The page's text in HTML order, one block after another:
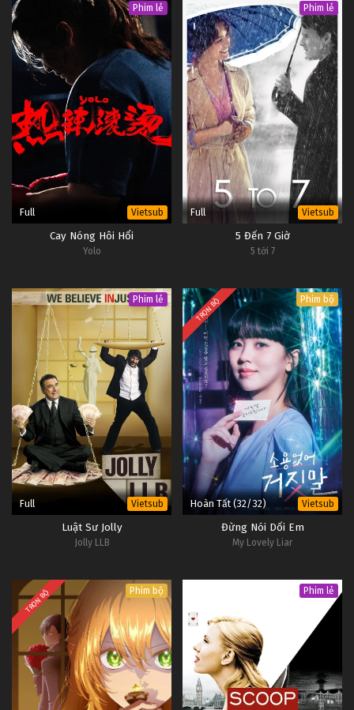
Phim lẻ
Full Vietsub
Cay Nóng Hôi Hổi
Yolo
Phim lẻ
Full Vietsub
5 Đến 7 Giờ
5 tới 7
Phim lẻ
Full Vietsub
Luật Sư Jolly
Jolly LLB
TRỌN BỘ Phim bộ
Hoàn Tất (32/32) Vietsub
Đừng Nói Dối Em
My Lovely Liar
TRỌN BỘ Phim bộ Phim lẻ